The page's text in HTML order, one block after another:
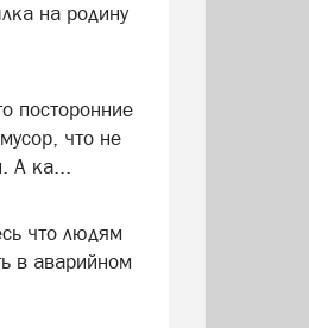
на родину
посторонние
что не
А ка...
что людям
в аварийном